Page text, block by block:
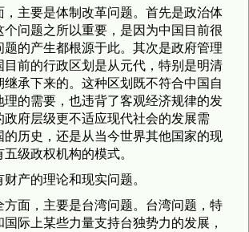
，主要是体制改革问题。首先是政治体
个问题之所以重要，是因为中国目前很
题的产生都根源于此。其次是政府管理
目前的行政区划是从元代，特别是明清
继承下来的。这种区划既不符合中国自
理的需要，也违背了客观经济规律的发
政府层级更不适应现代社会的发展需
的历史，还是从当今世界其他国家的现
级政权机构的模式。
产的理论和现实问题。
方面，主要是台湾问题。台湾问题，特
际上某些力量支持台独势力的发展，